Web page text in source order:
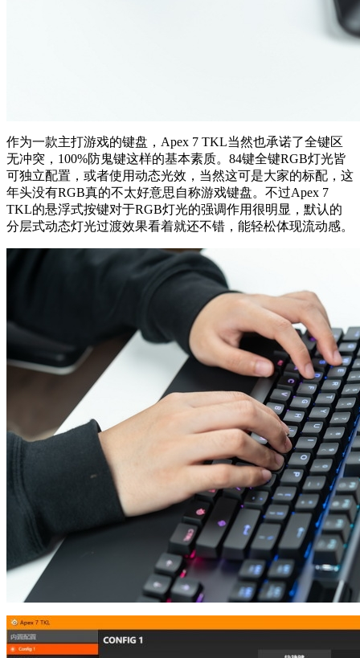
作为一款主打游戏的键盘，Apex 7 TKL当然也承诺了全键区
无冲突，100%防鬼键这样的基本素质。84键全键RGB灯光皆
可独立配置，或者使用动态光效，当然这可是大家的标配，这
年头没有RGB真的不太好意思自称游戏键盘。不过Apex 7
TKL的悬浮式按键对于RGB灯光的强调作用很明显，默认的
分层式动态灯光过渡效果看着就还不错，能轻松体现流动感。